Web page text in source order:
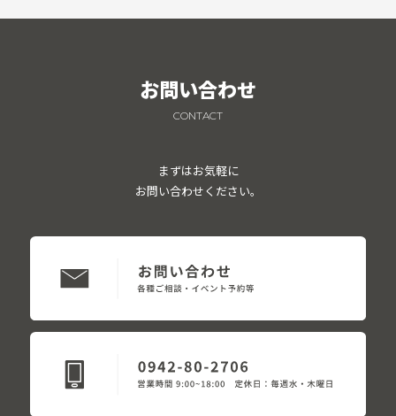
お問い合わせ
CONTACT
まずはお気軽に
お問い合わせください。